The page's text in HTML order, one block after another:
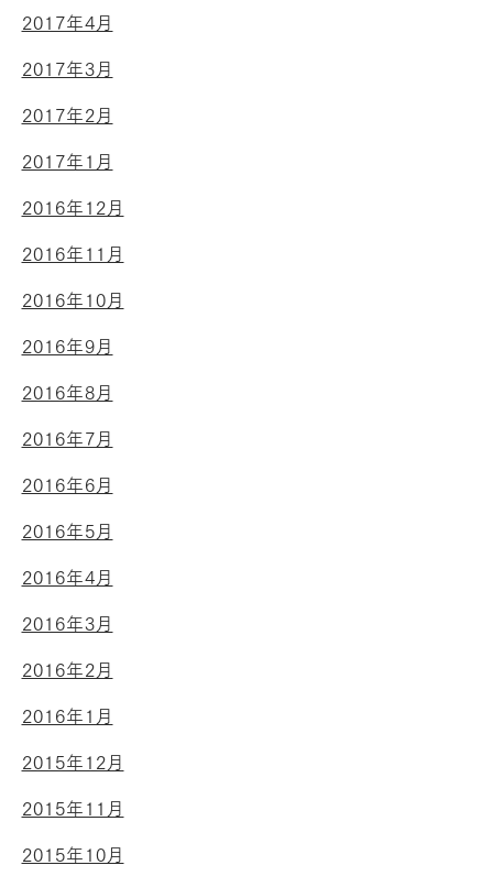
2017年4月
2017年3月
2017年2月
2017年1月
2016年12月
2016年11月
2016年10月
2016年9月
2016年8月
2016年7月
2016年6月
2016年5月
2016年4月
2016年3月
2016年2月
2016年1月
2015年12月
2015年11月
2015年10月